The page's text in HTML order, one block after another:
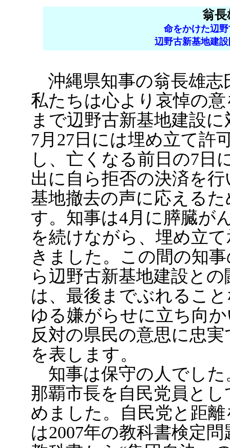
翁長
命をかけた辺
辺野古新基地建
沖縄県知事の翁長雄志
私たちは心より哀悼の
まで辺野古新基地建設
7月27日には埋め立て許
し、亡くなる前日の7日
出に自ら拒否の決済を
基地撤去の声に応える
す。知事は4月に膵臓が
を続けながら、埋め立
きました。この間の知
ら辺野古新基地建設と
は、最後までぶれるこ
ゆる嫌がらせに立ち向
反対の県民の意思に忠
を表します。
知事は保守の人でした
那覇市長を自民党員と
めました。自民党と距
は2007年の教科書検定